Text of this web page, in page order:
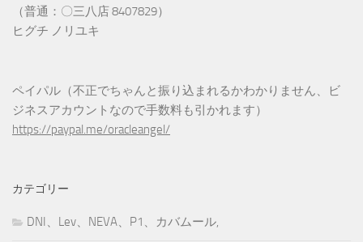
（普通：〇三八店 8407829）
ヒグチ ノリユキ
ペイパル（不正でちゃんと振り込まれるかわかりません、ビ
ジネスアカウントなので手数料も引かれます）
https://paypal.me/oracleangel/
カテゴリー
DNI、Lev、NEVA、P1、カバムール,